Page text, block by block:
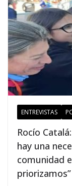
ENTREVISTAS
Rocío
hay una
comunidad
priorizamos”